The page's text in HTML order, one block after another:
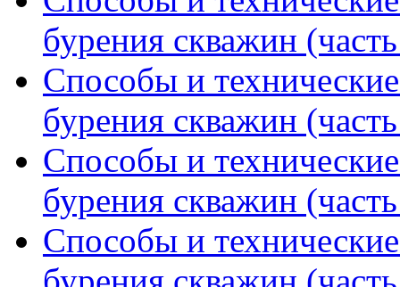
бурения скважин
Способы и
бурения скважин
Способы и
бурения скважин
Способы и